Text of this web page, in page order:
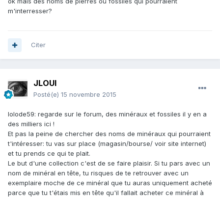
m'interresser?
Citer
JLOUI
Posté(e) 15 novembre 2015
lolode59: regarde sur le forum, des minéraux et fossiles il y en a
des milliers ici !
Et pas la peine de chercher des noms de minéraux qui pourraient
t'intéresser: tu vas sur place (magasin/bourse/ voir site internet)
et tu prends ce qui te plait.
Le but d'une collection c'est de se faire plaisir. Si tu pars avec un
nom de minéral en tête, tu risques de te retrouver avec un
exemplaire moche de ce minéral que tu auras uniquement acheté
parce que tu t'étais mis en tête qu'il fallait acheter ce minéral à